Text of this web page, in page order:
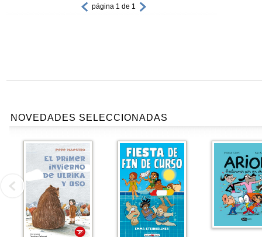
página 1 de 1
NOVEDADES SELECCIONADAS